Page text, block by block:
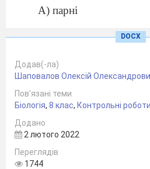
А) парні
А) епідермісу
Б) дерми
ІІ рівень.
Структурна одиниця
складається з:
А) мальпігієва
DOCX
Додав(-ла)
Шаповалов Олексій
Пов’язані теми
Біологія, 8 клас, Контрольні роботи
Додано
2 лютого 2022
Переглядів
1744